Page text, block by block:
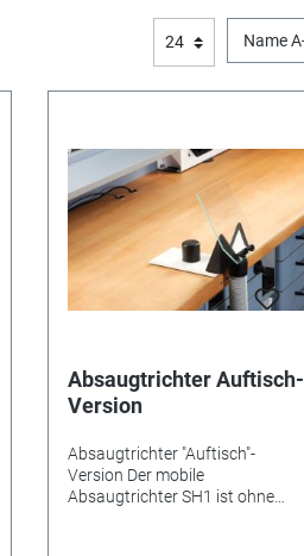
Absaugtrichter Auftisch-
Version
Absaugtrichter "Auftisch"-
Version Der mobile
Absaugtrichter SH1 ist ohne